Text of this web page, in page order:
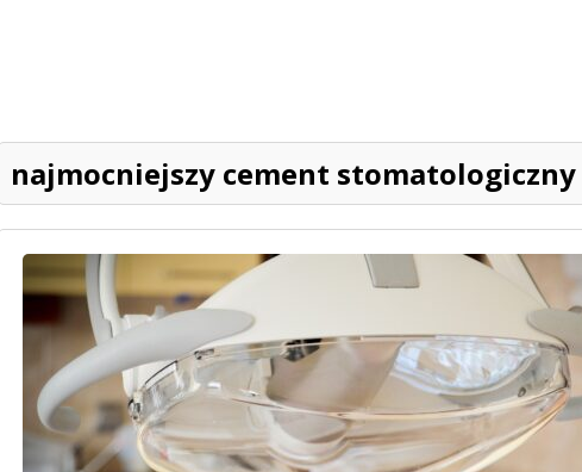
najmocniejszy cement stomatologiczny